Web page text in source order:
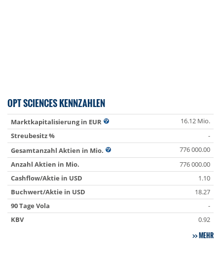
OPT SCIENCES KENNZAHLEN
Marktkapitalisierung in EUR
16.12 Mio.
Streubesitz %
-
Gesamtanzahl Aktien in Mio.
776 000.00
Anzahl Aktien in Mio.
776 000.00
Cashflow/Aktie in USD
1.10
Buchwert/Aktie in USD
18.27
90 Tage Vola
-
KBV
0.92
MEHR